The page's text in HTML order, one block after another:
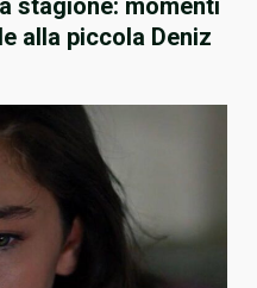
stagione: momenti
alla piccola Deniz